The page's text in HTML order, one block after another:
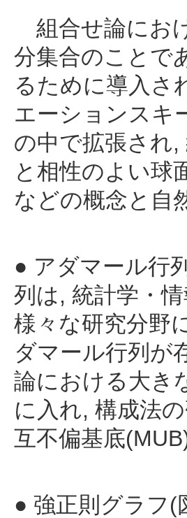
組合せ論にお
分集合のことで
るために導入さ
エーションスキ
の中で拡張され
と相性のよい球
などの概念と自
● アダマール行
列は, 統計学・
様々な研究分野
ダマール行列が
論における大き
に入れ, 構成法
互不偏基底
● 強正則グラフ